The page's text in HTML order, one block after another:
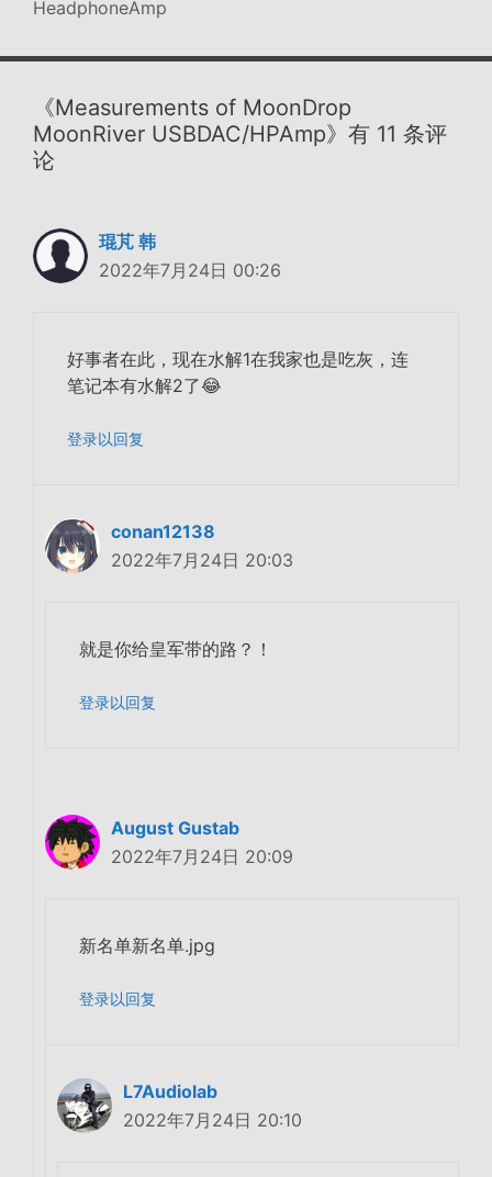
HeadphoneAmp
《Measurements of MoonDrop
MoonRiver USBDAC/HPAmp》有 11 条评
论
琨芃 韩
2022年7月24日 00:26
好事者在此，现在水解1在我家也是吃灰，连
笔记本有水解2了😂
登录以回复
conan12138
2022年7月24日 20:03
就是你给皇军带的路？！
登录以回复
August Gustab
2022年7月24日 20:09
新名单新名单.jpg
登录以回复
L7Audiolab
2022年7月24日 20:10